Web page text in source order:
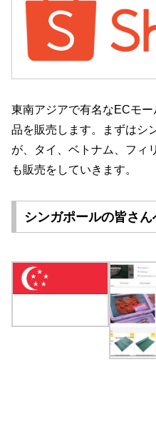
東南アジアで有名なECモ
品を販売します。まずはシ
が、タイ、ベトナム、フィ
も販売をしていきます。
シンガポールの皆さん